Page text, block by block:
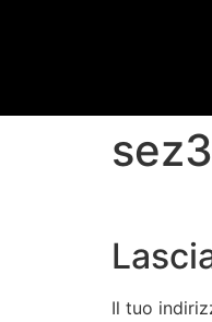
Il tuo